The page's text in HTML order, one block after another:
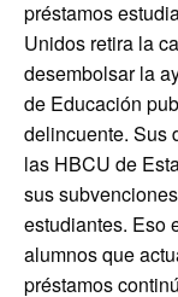
préstamos
Unidos retira la
desembolsar la
de Educación
delincuente. Sus
las HBCU de
sus
estudiantes. Eso
alumnos que
préstamos